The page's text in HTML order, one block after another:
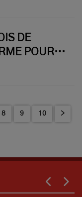
DE
POUR
8 9 10 >